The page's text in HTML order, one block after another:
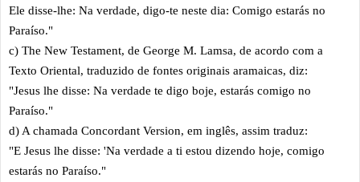
Ele disse-lhe: Na verdade, digo-te neste dia: Comigo estarás no
Paraíso."
c) The New Testament, de George M. Lamsa, de acordo com a
Texto Oriental, traduzido de fontes originais aramaicas, diz:
"Jesus lhe disse: Na verdade te digo boje, estarás comigo no
Paraíso."
d) A chamada Concordant Version, em inglês, assim traduz:
"E Jesus lhe disse: 'Na verdade a ti estou dizendo hoje, comigo
estarás no Paraíso."